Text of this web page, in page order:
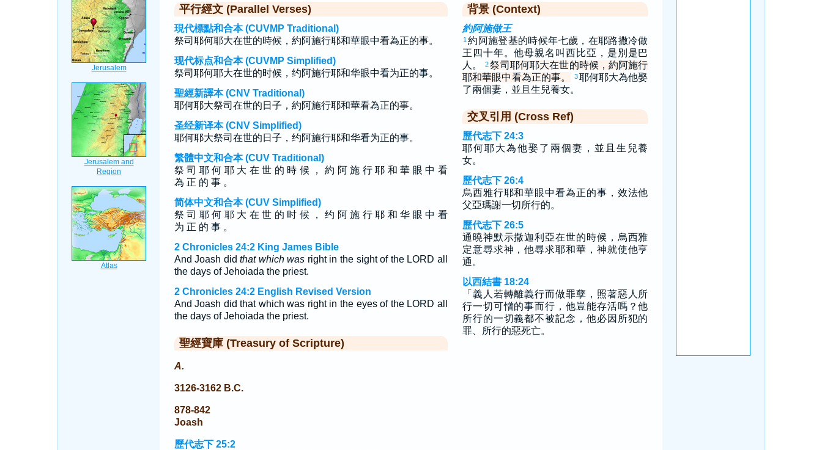
平行經文 (Parallel Verses)
現代標點和合本 (CUVMP Traditional)
祭司耶何耶大在世的時候，約阿施行耶和華眼中看為正的事。
现代标点和合本 (CUVMP Simplified)
祭司耶何耶大在世的时候，约阿施行耶和华眼中看为正的事。
聖經新譯本 (CNV Traditional)
耶何耶大祭司在世的日子，約阿施行耶和華看為正的事。
圣经新译本 (CNV Simplified)
耶何耶大祭司在世的日子，约阿施行耶和华看为正的事。
繁體中文和合本 (CUV Traditional)
祭 司 耶 何 耶 大 在 世 的 時 候 ， 約 阿 施 行 耶 和 華 眼 中 看
為 正 的 事 。
简体中文和合本 (CUV Simplified)
祭 司 耶 何 耶 大 在 世 的 时 候 ， 约 阿 施 行 耶 和 华 眼 中 看
为 正 的 事 。
2 Chronicles 24:2 King James Bible
And Joash didthat which was right in the sight of the LORD all
the days of Jehoiada the priest.
2 Chronicles 24:2 English Revised Version
And Joash did that which was right in the eyes of the LORD all
the days of Jehoiada the priest.
聖經寶庫 (Treasury of Scripture)
A.
3126-3162 B.C.
878-842
Joash
歷代志下 25:2
背景 (Context)
約阿施做王
1 約阿施登基的時候年七歲，在耶路撒冷做
王四十年。他母親名叫西比亞，是別是巴
人。
2祭司耶何耶大在世的時候，約阿施行
耶和華眼中看為正的事。
3 耶何耶大為他娶
了兩個妻，並且生兒養女。
交叉引用 (Cross Ref)
歷代志下 24:3
耶何耶大為他娶了兩個妻，並且生兒養
女。
歷代志下 26:4
烏西雅行耶和華眼中看為正的事，效法他
父亞瑪謝一切所行的。
歷代志下 26:5
通曉神默示撒迦利亞在世的時候，烏西雅
定意尋求神，他尋求耶和華，神就使他亨
通。
以西結書 18:24
「義人若轉離義行而做罪孽，照著惡人所
行一切可憎的事而行，他豈能存活嗎？他
所行的一切義都不被記念，他必因所犯的
罪、所行的惡死亡。